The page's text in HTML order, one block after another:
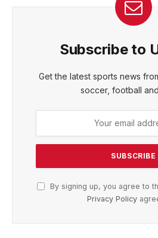
Subscribe to
Get the latest sports news
soccer, football
By signing up, you agree to
Privacy Policy